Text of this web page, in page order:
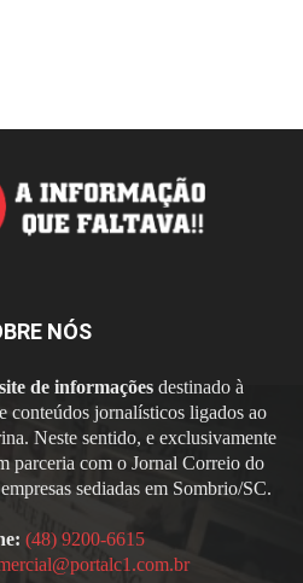
NÓS
de informaçõesdestinado à
conteúdos jornalísticos ligados ao
Neste sentido, e exclusivamente
parceria com o Jornal Correio do
sediadas em Sombrio/SC.
(48) 9200-6615